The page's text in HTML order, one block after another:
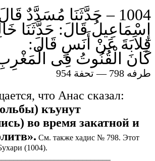
1004 – حَدَّثَنَا مُسَدَّدٌ
إِسْمَاعِيلُ قَالَ: حَدَّثَنَا
قِلاَبَةَ عَنْ أَنَسٍ قَالَ:
كَانَ الْقُنُوتُ فِى
طرفه 798 — تحفة 954
что Анас сказал:
къунут
во время закатной и
См. также хадис № 798. Этот
(1004).